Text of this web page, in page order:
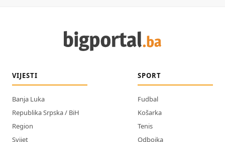
VIJESTI
Banja Luka
Republika Srpska / BiH
Region
Svijet
SPORT
Fudbal
Košarka
Tenis
Odbojka